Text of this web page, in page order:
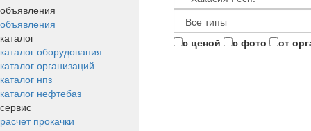
объявления
объявления
каталог
каталог оборудования
каталог организаций
каталог нпз
каталог нефтебаз
сервис
расчет прокачки
с ценой с фото от